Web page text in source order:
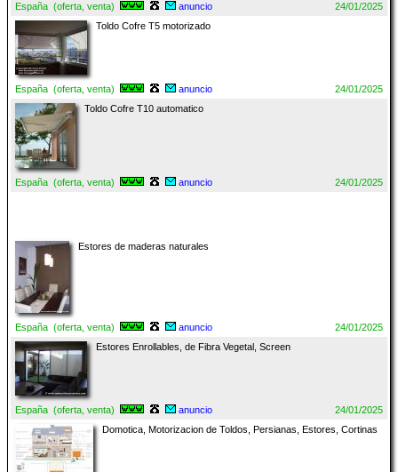
España (oferta, venta) anuncio
24/01/2025
Toldo Cofre T5 motorizado
España (oferta, venta) anuncio
24/01/2025
Toldo Cofre T10 automatico
España (oferta, venta) anuncio 24/01/2025
Estores de maderas naturales
España (oferta, venta) anuncio
24/01/2025
Estores Enrollables, de Fibra Vegetal, Screen
España (oferta, venta) anuncio
24/01/2025
Domotica, Motorizacion de Toldos, Persianas, Estores, Cortinas